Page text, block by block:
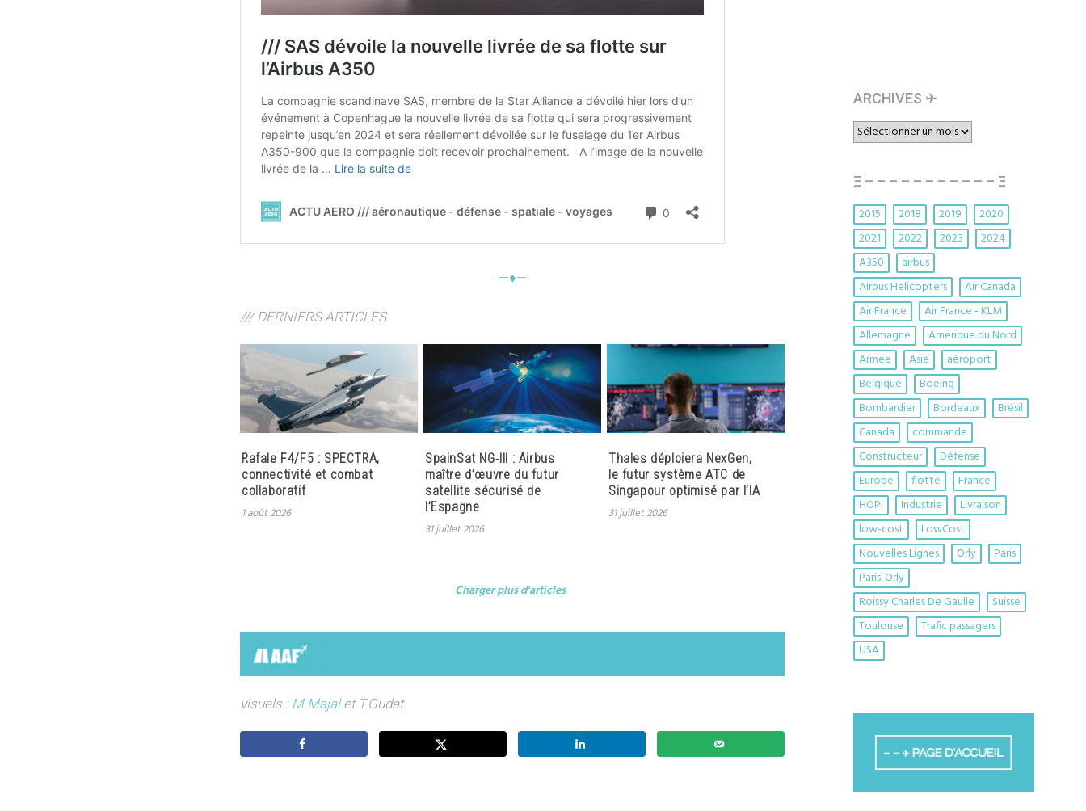
—♦—
/// DERNIERS ARTICLES
Rafale F4/F5 : SPECTRA,
connectivité et combat
collaboratif
1 août 2026
SpainSat NG‑III : Airbus
maître d’œuvre du futur
satellite sécurisé de
l’Espagne
31 juillet 2026
Thales déploiera NexGen,
le futur système ATC de
Singapour optimisé par l’IA
31 juillet 2026
Charger plus d'articles
visuels : M.Majal et T.Gudat
ARCHIVES ✈︎
ARCHIVES
✈︎
Ξ – – – – – – – – – – – Ξ
2015 2018 2019
2020
2021
2022 2023
2024
A350
airbus
Airbus Helicopters
Air Canada
Air France
Air France - KLM
Allemagne
Amerique du Nord
Armée
Asie
aéroport
Belgique
Boeing
Bombardier
Bordeaux
Brésil
Canada
commande
Constructeur
Défense
Europe
flotte
France
HOP!
Industrie
Livraison
low-cost
LowCost
Nouvelles Lignes
Orly
Paris
Paris-Orly
Roissy Charles De Gaulle
Suisse
Toulouse
Trafic passagers
USA